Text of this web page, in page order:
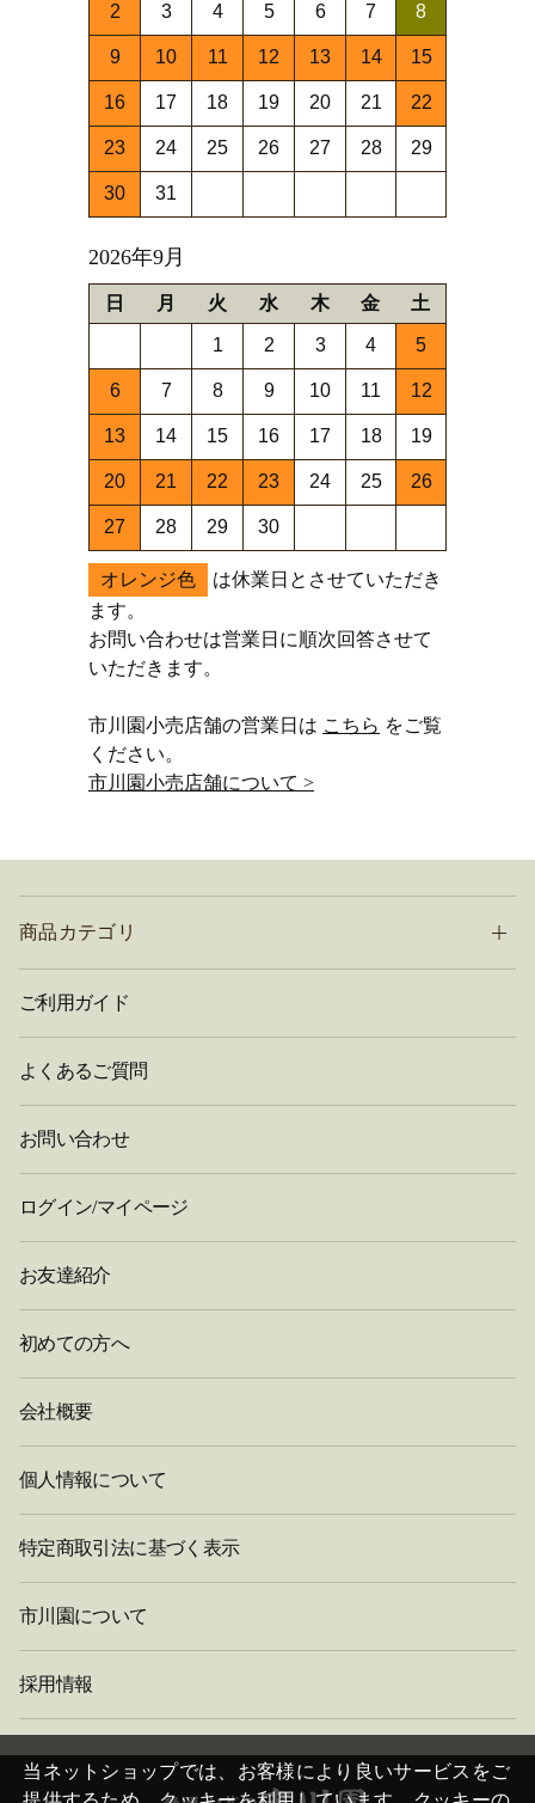
2 3 4 5 6 7 8
9 10 11 12 13 14 15
16 17 18 19 20 21 22
23 24 25 26 27 28 29
30 31
2026年9月
日 月 火 水 木 金 土
1 2 3 4 5
6 7 8 9 10 11 12
13 14 15 16 17 18 19
20 21 22 23 24 25 26
27 28 29 30
オレンジ色
は休業日とさせていただき
ます。
お問い合わせは営業日に順次回答させて
いただきます。
市川園小売店舗の営業日は こちら をご覧
ください。
市川園小売店舗について >
商品カテゴリ
ご利用ガイド
よくあるご質問
お問い合わせ
ログイン/マイページ
お友達紹介
初めての方へ
会社概要
個人情報について
特定商取引法に基づく表示
市川園について
採用情報
当ネットショップでは、お客様により良いサービスをご
閉
じ
る